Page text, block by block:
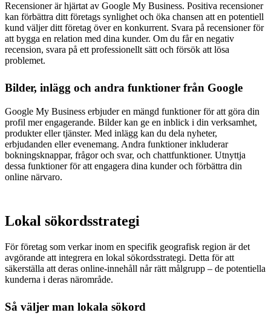
Recensioner är hjärtat av Google My Business. Positiva recensioner
kan förbättra ditt företags synlighet och öka chansen att en potentiell
kund väljer ditt företag över en konkurrent. Svara på recensioner för
att bygga en relation med dina kunder. Om du får en negativ
recension, svara på ett professionellt sätt och försök att lösa
problemet.
Bilder, inlägg och andra funktioner från Google
Google My Business erbjuder en mängd funktioner för att göra din
profil mer engagerande. Bilder kan ge en inblick i din verksamhet,
produkter eller tjänster. Med inlägg kan du dela nyheter,
erbjudanden eller evenemang. Andra funktioner inkluderar
bokningsknappar, frågor och svar, och chattfunktioner. Utnyttja
dessa funktioner för att engagera dina kunder och förbättra din
online närvaro.
Lokal sökordsstrategi
För företag som verkar inom en specifik geografisk region är det
avgörande att integrera en lokal sökordsstrategi. Detta för att
säkerställa att deras online-innehåll når rätt målgrupp – de potentiella
kunderna i deras närområde.
Så väljer man lokala sökord